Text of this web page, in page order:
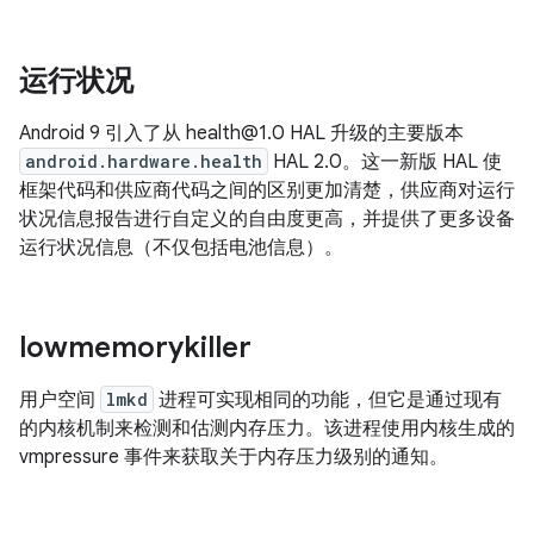
运行状况
Android 9 引入了从 health@1.0 HAL 升级的主要版本
android.hardware.health HAL 2.0。这一新版 HAL 使
框架代码和供应商代码之间的区别更加清楚，供应商对运行
状况信息报告进行自定义的自由度更高，并提供了更多设备
运行状况信息（不仅包括电池信息）。
lowmemorykiller
用户空间 lmkd 进程可实现相同的功能，但它是通过现有
的内核机制来检测和估测内存压力。该进程使用内核生成的
vmpressure 事件来获取关于内存压力级别的通知。